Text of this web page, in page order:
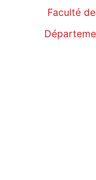
Faculté
المقررات الدراسية